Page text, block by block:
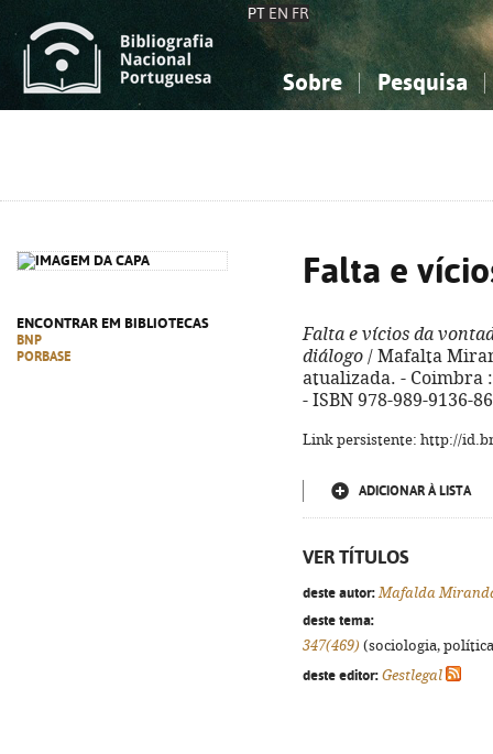
PT EN FR
Sobre Pesquisa
ENCONTRAR EM BIBLIOTECAS
BNP
PORBASE
Falta e
Falta e vícios da
diálogo / Mafalta
atualizada. - Coimbra
- ISBN 978-989-9136-
Link persistente: http://
ADICIONAR À LISTA
VER TÍTULOS
deste autor: Mafalda
deste tema:
347(469) (sociologia,
deste editor: Gestlegal